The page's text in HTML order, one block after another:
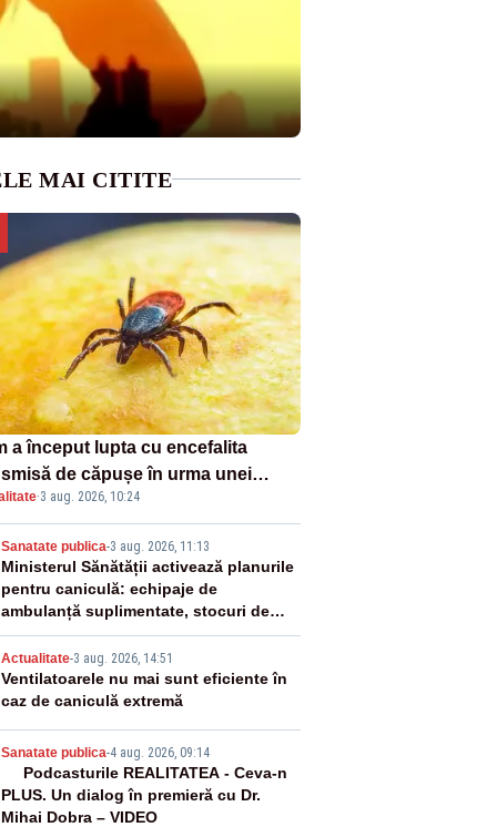
MAI CITITE
a început lupta cu encefalita
de căpușe în urma unei
vacanțe
·3 aug. 2026, 10:24
Sanatate publica-3 aug. 2026, 11:13
Ministerul Sănătății activează planurile
pentru caniculă: echipaje de
ambulanță suplimentate, stocuri de
medicamente verificate și puncte de
apă în spațiile publice
Actualitate-3 aug. 2026, 14:51
Ventilatoarele nu mai sunt eficiente în
caz de caniculă extremă
Sanatate publica-4 aug. 2026, 09:14
Podcasturile REALITATEA - Ceva-n
PLUS. Un dialog în premieră cu Dr.
Mihai Dobra – VIDEO